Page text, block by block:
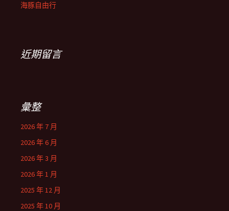
海豚自由行
近期留言
彙整
2026 年 7 月
2026 年 6 月
2026 年 3 月
2026 年 1 月
2025 年 12 月
2025 年 10 月